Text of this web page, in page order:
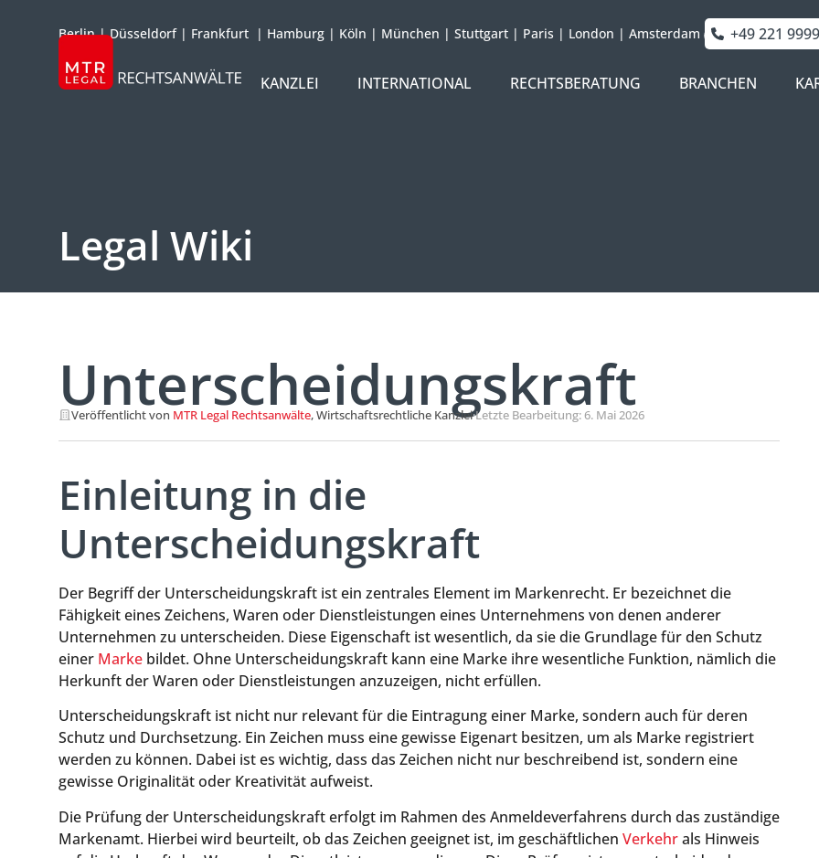
Berlin|Düsseldorf| Frankfurt | Hamburg | Köln | München | Stuttgart | Paris | London | Amsterdam +49 221
KANZLEI
INTERNATIONAL RECHTSBERATUNG BRANCHEN
Legal Wiki
Unterscheidungskraft
Veröffentlicht von MTR Legal Rechtsanwälte, Wirtschaftsrechtliche Kanzlei·Letzte Bearbeitung: 6. Mai 2026
Einleitung in die
Unterscheidungskraft
Der Begriff der Unterscheidungskraft ist ein zentrales Element im Markenrecht. Er bezeichnet die
Fähigkeit eines Zeichens, Waren oder Dienstleistungen eines Unternehmens von denen anderer
Unternehmen zu unterscheiden. Diese Eigenschaft ist wesentlich, da sie die Grundlage für den Schutz
einer Marke bildet. Ohne Unterscheidungskraft kann eine Marke ihre wesentliche Funktion, nämlich die
Herkunft der Waren oder Dienstleistungen anzuzeigen, nicht erfüllen.
Unterscheidungskraft ist nicht nur relevant für die Eintragung einer Marke, sondern auch für deren
Schutz und Durchsetzung. Ein Zeichen muss eine gewisse Eigenart besitzen, um als Marke registriert
werden zu können. Dabei ist es wichtig, dass das Zeichen nicht nur beschreibend ist, sondern eine
gewisse Originalität oder Kreativität aufweist.
Die Prüfung der Unterscheidungskraft erfolgt im Rahmen des Anmeldeverfahrens durch das zuständige
Markenamt. Hierbei wird beurteilt, ob das Zeichen geeignet ist, im geschäftlichen Verkehrals Hinweis